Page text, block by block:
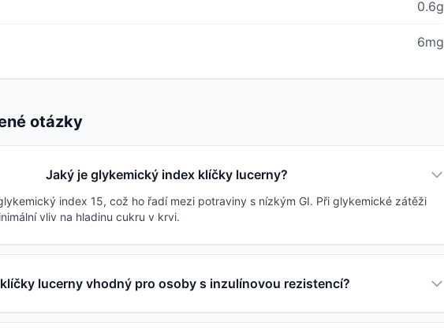
0.6g
6mg
otázky
Jaký je glykemický index klíčky lucerny?
index 15, což ho řadí mezi potraviny s nízkým GI. Při glykemické zátěži
vliv na hladinu cukru v krvi.
lucerny vhodný pro osoby s inzulínovou rezistencí?